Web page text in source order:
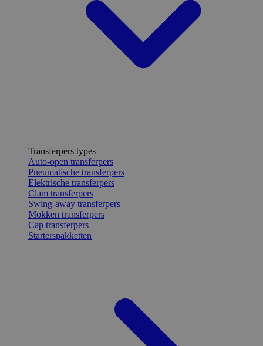
Transferpers types
Auto-open transferpers
Pneumatische transferpers
Elektrische transferpers
Clam transferpers
Swing-away transferpers
Mokken transferpers
Cap transferpers
Starterspakketten